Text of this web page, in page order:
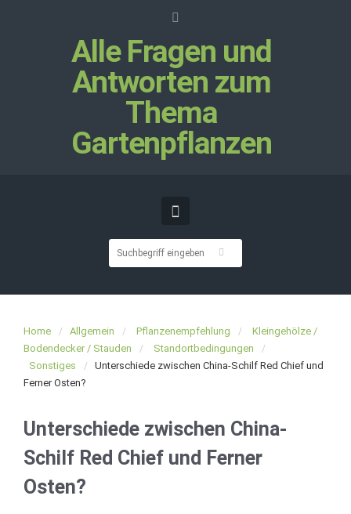
Alle Fragen und
Antworten zum
Thema
Gartenpflanzen
Home Allgemein Pflanzenempfehlung
Kleingehölze /
Bodendecker / Stauden
Standortbedingungen
Sonstiges
Unterschiede zwischen China-Schilf Red Chief und
Ferner Osten?
Unterschiede zwischen China-
Schilf Red Chief und Ferner
Osten?